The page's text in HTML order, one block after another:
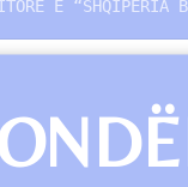
E “SHQIPËRIA